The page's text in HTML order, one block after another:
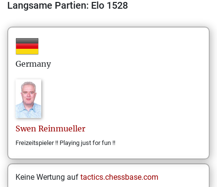
Langsame Partien: Elo 1528
Germany
Swen Reinmueller
Freizeitspieler !! Playing just for fun !!
Keine Wertung auf tactics.chessbase.com